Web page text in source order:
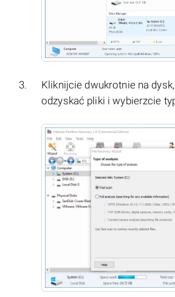
Kliknijcie dwukrotnie na
odzyskać pliki i wybierzcie